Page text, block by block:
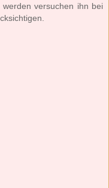
versuchen ihn bei